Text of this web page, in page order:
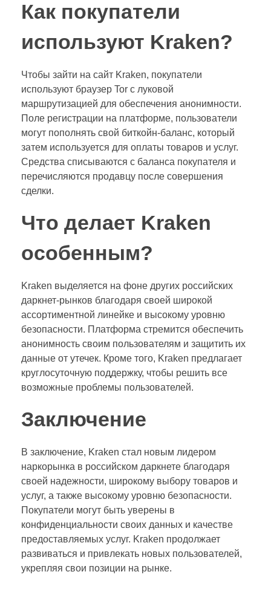
Как покупатели
используют Kraken?
Чтобы зайти на сайт Kraken, покупатели
используют браузер Tor с луковой
маршрутизацией для обеспечения анонимности.
Поле регистрации на платформе, пользователи
могут пополнять свой биткойн-баланс, который
затем используется для оплаты товаров и услуг.
Средства списываются с баланса покупателя и
перечисляются продавцу после совершения
сделки.
Что делает Kraken
особенным?
Kraken выделяется на фоне других российских
даркнет-рынков благодаря своей широкой
ассортиментной линейке и высокому уровню
безопасности. Платформа стремится обеспечить
анонимность своим пользователям и защитить их
данные от утечек. Кроме того, Kraken предлагает
круглосуточную поддержку, чтобы решить все
возможные проблемы пользователей.
Заключение
В заключение, Kraken стал новым лидером
наркорынка в российском даркнете благодаря
своей надежности, широкому выбору товаров и
услуг, а также высокому уровню безопасности.
Покупатели могут быть уверены в
конфиденциальности своих данных и качестве
предоставляемых услуг. Kraken продолжает
развиваться и привлекать новых пользователей,
укрепляя свои позиции на рынке.